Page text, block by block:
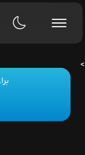
>